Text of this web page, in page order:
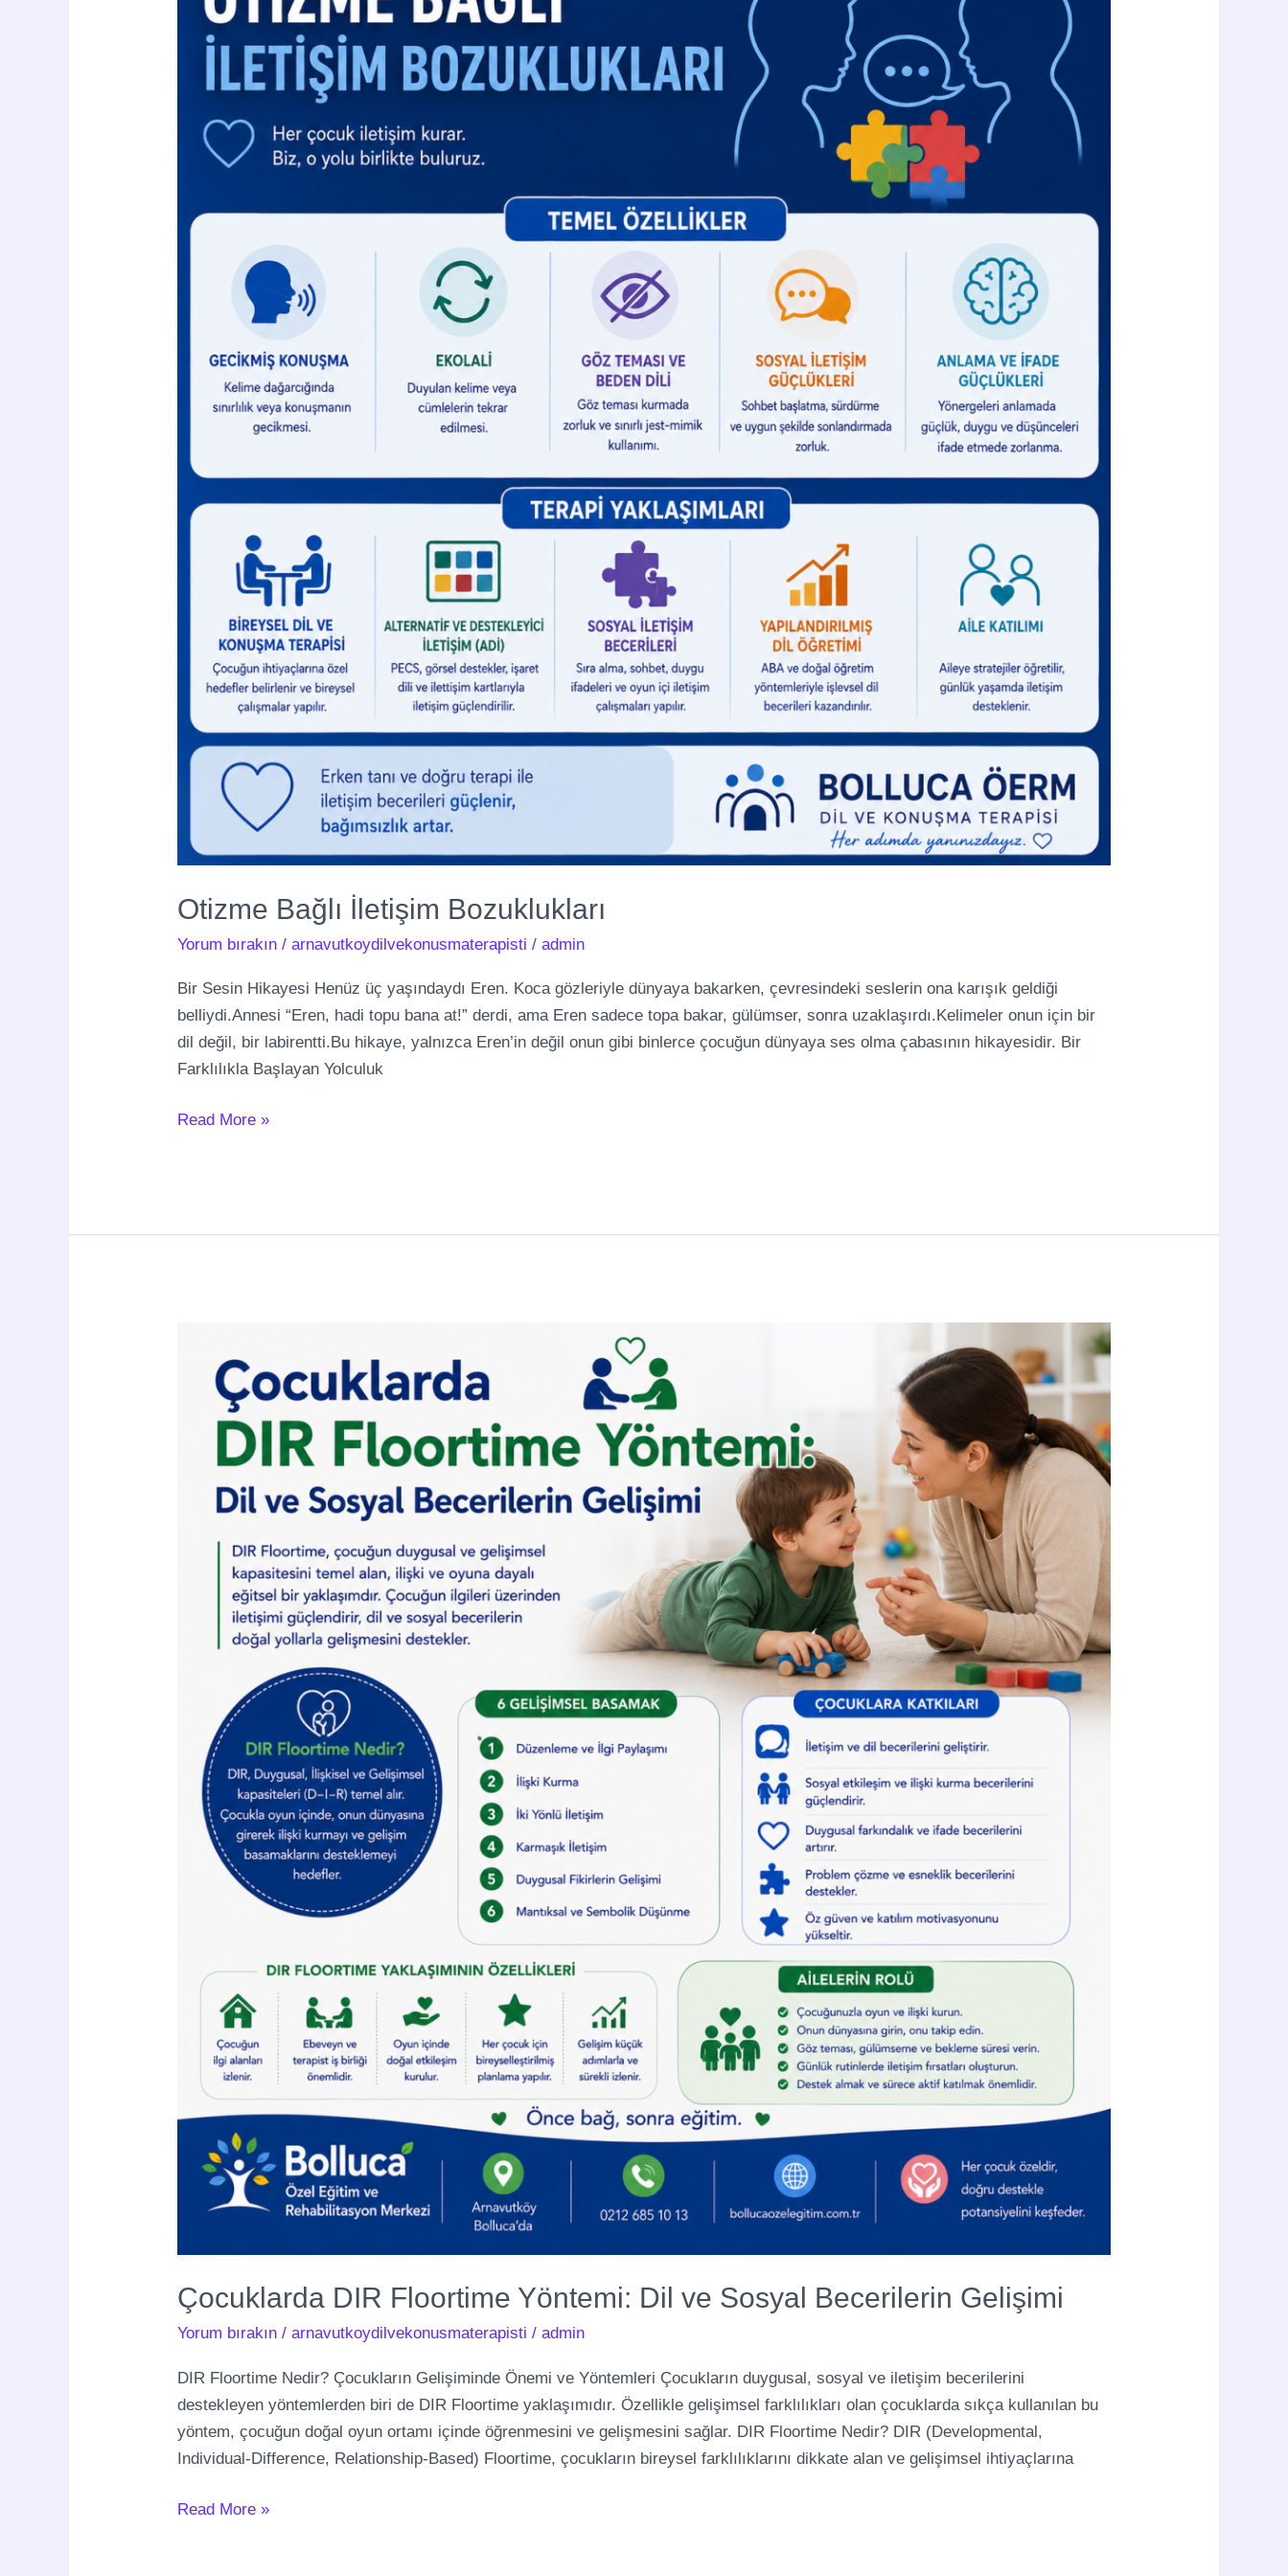
Otizme Bağlı İletişim Bozuklukları
Yorum bırakın /arnavutkoydilvekonusmaterapisti /admin
Bir Sesin Hikayesi Henüz üç yaşındaydı Eren. Koca gözleriyle dünyaya bakarken, çevresindeki seslerin ona karışık geldiği
belliydi.Annesi “Eren, hadi topu bana at!” derdi, ama Eren sadece topa bakar, gülümser, sonra uzaklaşırdı.Kelimeler onun için bir
dil değil, bir labirentti.Bu hikaye, yalnızca Eren’in değil onun gibi binlerce çocuğun dünyaya ses olma çabasının hikayesidir. Bir
Farklılıkla Başlayan Yolculuk
Bozuklukları
Read More »
Çocuklarda DIR Floortime Yöntemi: Dil ve Sosyal Becerilerin Gelişimi
Yorum bırakın /arnavutkoydilvekonusmaterapisti /admin
DIR Floortime Nedir? Çocukların Gelişiminde Önemi ve Yöntemleri Çocukların duygusal, sosyal ve iletişim becerilerini
destekleyen yöntemlerden biri de DIR Floortime yaklaşımıdır. Özellikle gelişimsel farklılıkları olan çocuklarda sıkça kullanılan bu
yöntem, çocuğun doğal oyun ortamı içinde öğrenmesini ve gelişmesini sağlar. DIR Floortime Nedir? DIR (Developmental,
Individual-Difference, Relationship-Based) Floortime, çocukların bireysel farklılıklarını dikkate alan ve gelişimsel ihtiyaçlarına
Floortime
Yöntemi:
Sosyal
Gelişimi
Read More »